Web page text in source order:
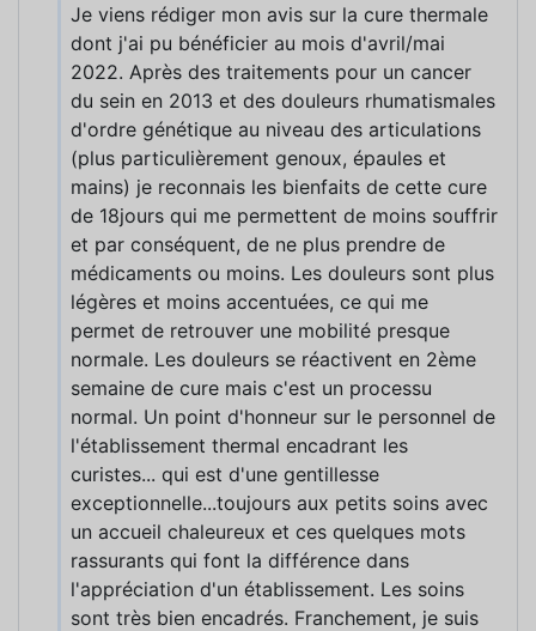
Je viens rédiger mon avis sur la cure thermale
dont j'ai pu bénéficier au mois d'avril/mai
2022. Après des traitements pour un cancer
du sein en 2013 et des douleurs rhumatismales
d'ordre génétique au niveau des articulations
(plus particulièrement genoux, épaules et
mains) je reconnais les bienfaits de cette cure
de 18jours qui me permettent de moins souffrir
et par conséquent, de ne plus prendre de
médicaments ou moins. Les douleurs sont plus
légères et moins accentuées, ce qui me
permet de retrouver une mobilité presque
normale. Les douleurs se réactivent en 2ème
semaine de cure mais c'est un processu
normal. Un point d'honneur sur le personnel de
l'établissement thermal encadrant les
curistes... qui est d'une gentillesse
exceptionnelle...toujours aux petits soins avec
un accueil chaleureux et ces quelques mots
rassurants qui font la différence dans
l'appréciation d'un établissement. Les soins
sont très bien encadrés. Franchement, je suis